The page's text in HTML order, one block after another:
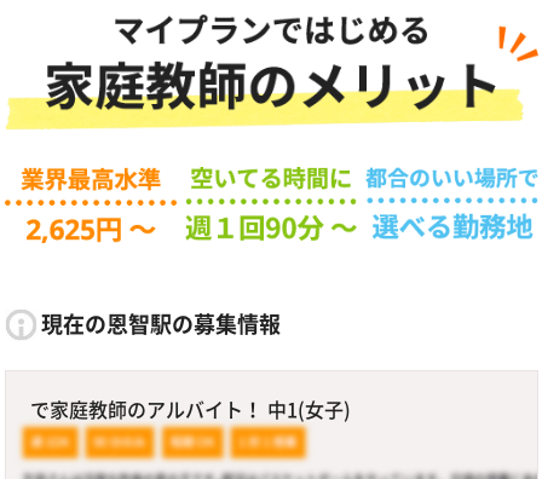
現在の恩智駅の募集情報
で家庭教師のアルバイト！ 中1(女子)